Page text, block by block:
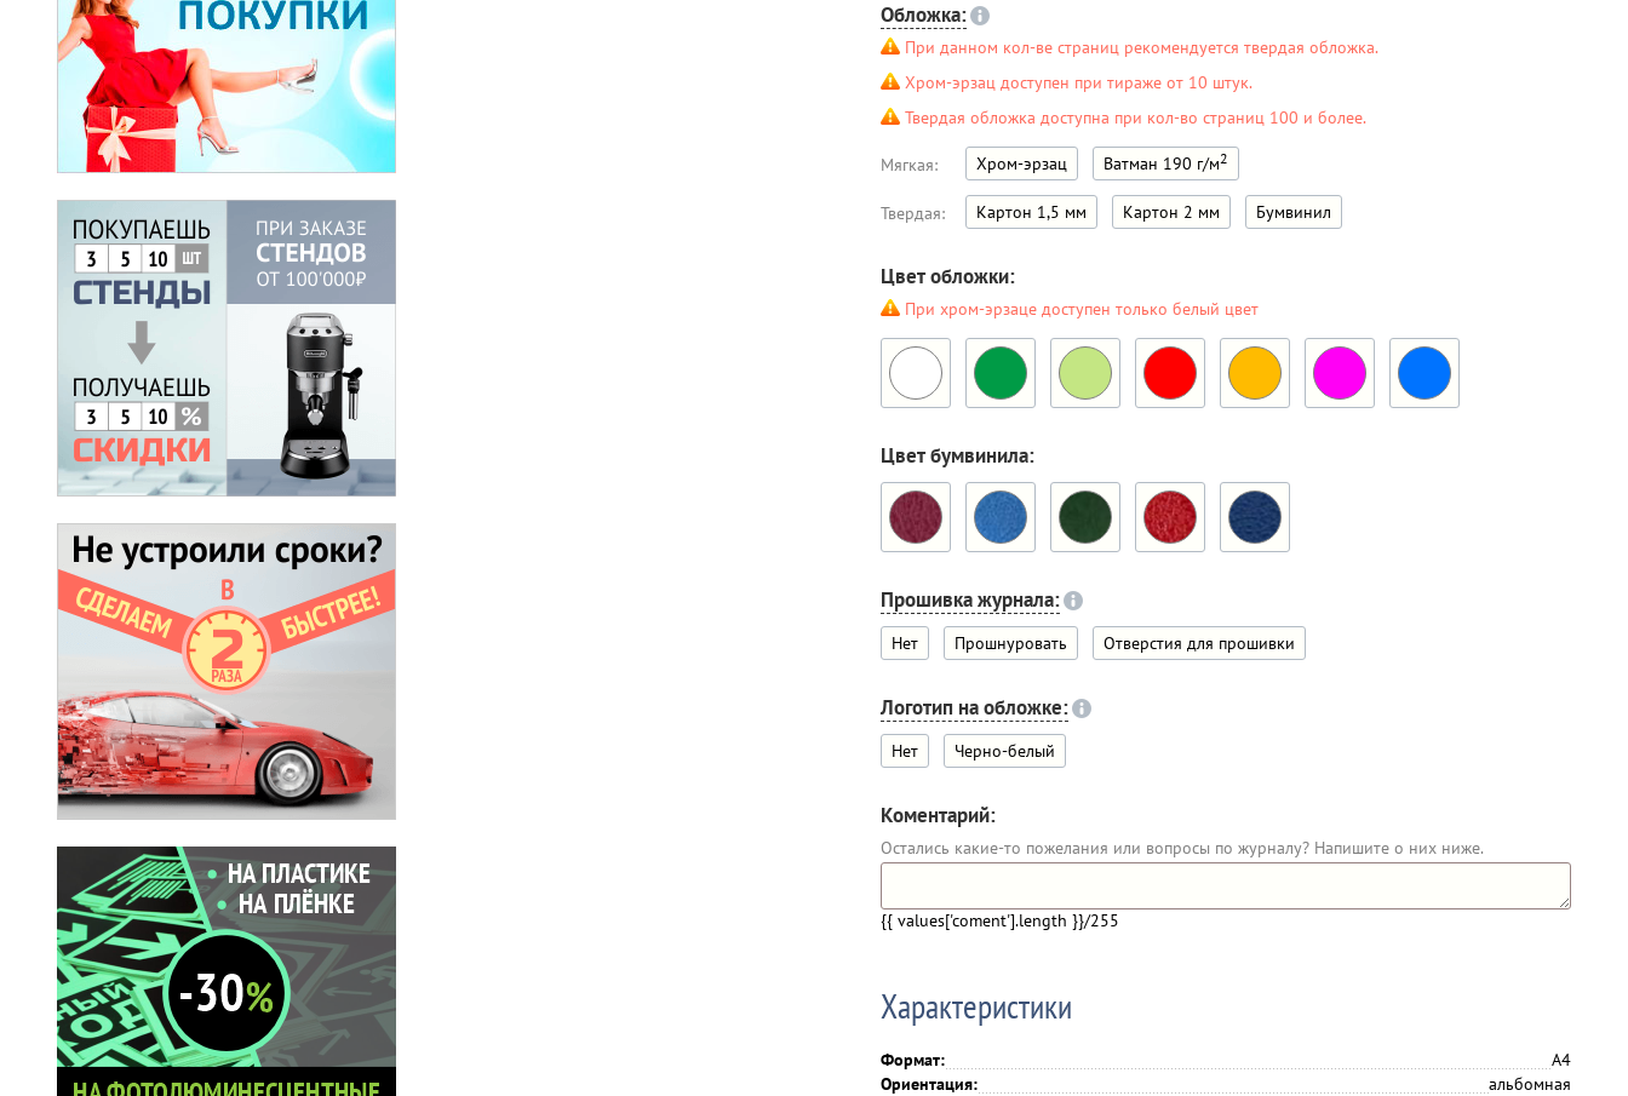
Обложка:
При данном кол-ве страниц рекомендуется твердая обложка.
Хром-эрзац доступен при тираже от 10 штук.
Твердая обложка доступна при кол-во страниц 100 и более.
Мягкая: Хром-эрзац Ватман 190 г/м2
Твердая: Картон 1,5 мм Картон 2 мм Бумвинил
Цвет обложки:
При хром-эрзаце доступен только белый цвет
Цвет бумвинила:
Прошивка журнала:
Нет Прошнуровать Отверстия для прошивки
Логотип на обложке:
Нет Черно-белый
Коментарий:
Остались какие-то пожелания или вопросы по журналу? Напишите о них ниже.
{{ values['coment'].length }}/255
Характеристики
Формат:
А4
Ориентация:
альбомная